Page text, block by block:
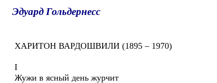
Эдуард Гольдернесс
ХАРИТОН ВАРДОШВИЛИ (1895 – 1970)
I
Жужи в ясный день журчит